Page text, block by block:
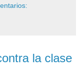
la clase